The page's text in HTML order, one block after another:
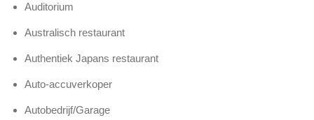
Auditorium
Australisch restaurant
Authentiek Japans restaurant
Auto-accuverkoper
Autobedrijf/Garage